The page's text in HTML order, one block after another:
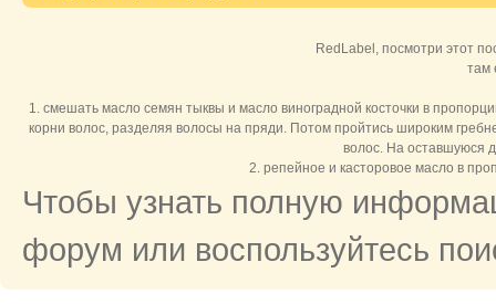
RedLabel, посмотри этот
там
1. смешать масло семян тыквы и масло виноградной косточки в
корни волос, разделяя волосы на пряди. Потом пройтись широким
волос. На оставшуюся
2. репейное и касторовое масло в
Чтобы узнать полную
форум или воспользуйтесь